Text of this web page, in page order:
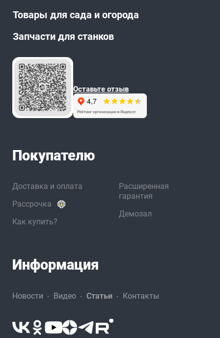
Товары для сада и огорода
Запчасти для станков
Оставьте отзыв
Покупателю
Доставка и оплата
Рассрочка
Как купить?
Расширенная
гарантия
Демозал
Информация
Новости Видео Статьи Контакты